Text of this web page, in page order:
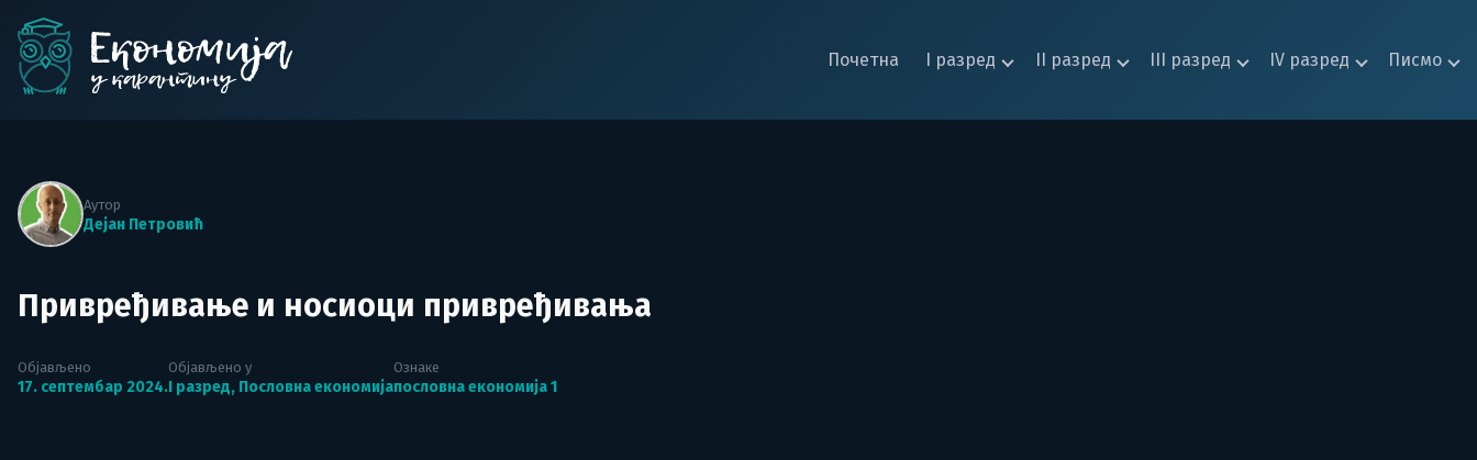
content
Економија у карантину
Почетна I разред II разред III разред IV разред Писмо
Аутор
Дејан Петровић
Привређивање и носиоци привређивања
Објављено
17. септембар 2024.
Објављено у
I разред, Пословна економија
Ознаке
пословна економија 1